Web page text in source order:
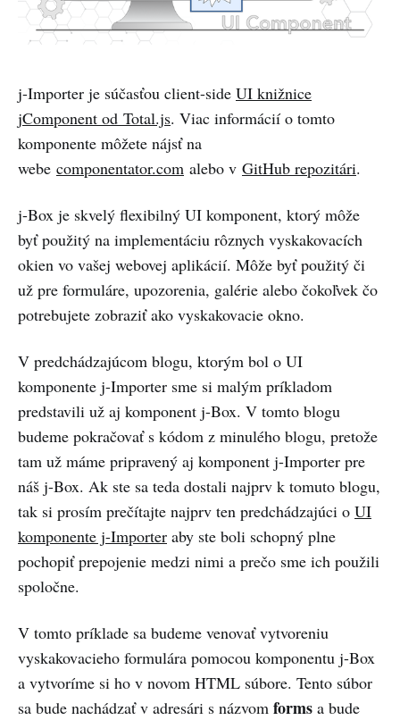
j-Importer je súčasťou client-side UI knižnice
jComponent od Total.js. Viac informácií o tomto
komponente môžete nájsť na
webe componentator.com alebo v GitHub repozitári.
j-Box je skvelý flexibilný UI komponent, ktorý môže
byť použitý na implementáciu rôznych vyskakovacích
okien vo vašej webovej aplikácií. Môže byť použitý či
už pre formuláre, upozorenia, galérie alebo čokoľvek čo
potrebujete zobraziť ako vyskakovacie okno.
V predchádzajúcom blogu, ktorým bol o UI
komponente j-Importer sme si malým príkladom
predstavili už aj komponent j-Box. V tomto blogu
budeme pokračovať s kódom z minulého blogu, pretože
tam už máme pripravený aj komponent j-Importer pre
náš j-Box. Ak ste sa teda dostali najprv k tomuto blogu,
tak si prosím prečítajte najprv ten predchádzajúci o UI
komponente j-Importer aby ste boli schopný plne
pochopiť prepojenie medzi nimi a prečo sme ich použili
spoločne.
V tomto príklade sa budeme venovať vytvoreniu
vyskakovacieho formulára pomocou komponentu j-Box
a vytvoríme si ho v novom HTML súbore. Tento súbor
sa bude nachádzať v adresári s názvom forms a bude